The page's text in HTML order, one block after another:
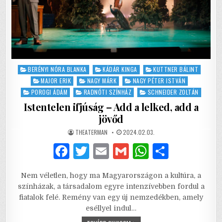
Posted
BERÉNYI NÓRA BLANKA KÁDÁR KINGA
KUTTNER BÁLINT
MAJOR ERIK
NAGY MÁRK
NAGY PÉTER ISTVÁN
POROGI ÁDÁM
RADNÓTI SZÍNHÁZ SCHNEIDER ZOLTÁN
Istentelen ifjúság – Add a lelked, add a
jövőd
AUTHOR:
THEATERMAN PUBLISHED
DATE:
2024.02.03.
F
c
e
b
T
it
te
r
E
ai
l
G
ai
l
W
at
s
ar
e
Nem véletlen, hogy ma Magyarországon a kultúra, a
színházak, a társadalom egyre intenzívebben fordul a
fiatalok felé. Remény van egy új nemzedékben, amely
eséllyel indul…